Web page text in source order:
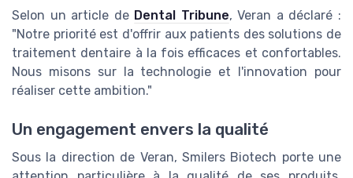
Selon un article de Dental Tribune, Veran a déclaré :
"Notre priorité est d'offrir aux patients des solutions de
traitement dentaire à la fois efficaces et confortables.
Nous misons sur la technologie et l'innovation pour
réaliser cette ambition."
Un engagement envers la qualité
Sous la direction de Veran, Smilers Biotech porte une